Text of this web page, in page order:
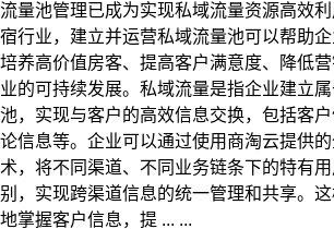
流量池管理已成为实现私域流量资源高效
宿行业，建立并运营私域流量池可以帮助企
培养高价值房客、提高客户满意度、降低
业的可持续发展。私域流量是指企业建立
池，实现与客户的高效信息交换，包括客
论信息等。企业可以通过使用商淘云提供
术，将不同渠道、不同业务链条下的特有
别，实现跨渠道信息的统一管理和共享。
地掌握客户信息，提 ... ...